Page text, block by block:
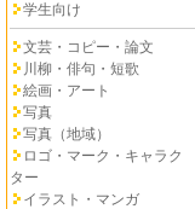
学生向け
文芸・コピー・論文
川柳・俳句・短歌
絵画・アート
写真
写真（地域）
ロゴ・マーク・キャラク
ター
イラスト・マンガ